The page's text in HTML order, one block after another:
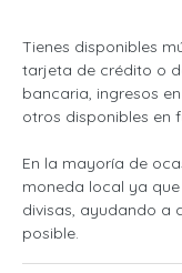
Tienes disponibles
tarjeta de crédito o
bancaria, ingresos
otros disponibles en
En la mayoría de
moneda local ya
divisas, ayudando a
posible.